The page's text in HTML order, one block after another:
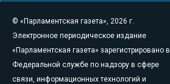
© «Парламентская газета», 2026 г.
Электронное периодическое издание
«Парламентская газета» зарегистрировано в
Федеральной службе по надзору в сфере
связи, информационных технологий и